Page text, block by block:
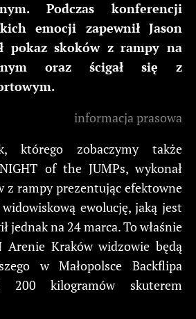
Podczas konferencji
emocji zapewnił Jason
pokaz skoków z rampy na
oraz ścigał się z
informacja prasowa
którego zobaczymy także
of the JUMPs, wykonał
z rampy prezentując efektowne
ewolucję, jaką jest
jednak na 24 marca. To właśnie
Arenie Kraków widzowie będą
w Małopolsce Backflipa
200 kilogramów skuterem